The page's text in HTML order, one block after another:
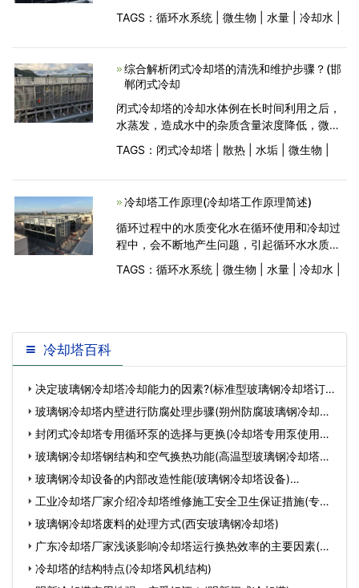
变化，主要有以下方面。1、CO2含量的降低循
环水在循环过程中和在冷却塔中与空气接触，
TAGS： 循环水系统| 微生物 水量| 冷却水
综合解析闭式冷却塔的清洗和维护步骤？(邯
郸闭式冷却
闭式冷却塔的冷却水体例在长时间利用之后，
水蒸发，造成水中的杂质含量浓度降低，微生
物的滋生等，会造成冷却盘管外貌的水垢增
加，挡水板和镀铝锌板外貌的包围杂质增加，
TAGS： 闭式冷却塔| 散热| 水垢| 微生物
冷却塔工作原理(冷却塔工作原理简述)
循环过程中的水质变化水在循环使用和冷却过
程中，会不断地产生问题，引起循环水水质的
变化，主要有以下方面。1、CO2含量的降低循
环水在循环过程中和在冷却塔中与空气接触，
TAGS： 循环水系统| 微生物 水量| 冷却水
冷却塔百科
决定玻璃钢冷却塔冷却能力的因素?(标准型玻璃钢冷却塔订
购)…
玻璃钢冷却塔内壁进行防腐处理步骤(朔州防腐玻璃钢冷却塔
厂家电话)…
封闭式冷却塔专用循环泵的选择与更换(冷却塔专用泵使用说
明书)…
玻璃钢冷却塔钢结构和空气换热功能(高温型玻璃钢冷却塔价
格)…
玻璃钢冷却设备的内部改造性能(玻璃钢冷却塔设备)…
工业冷却塔厂家介绍冷却塔维修施工安全卫生保证措施(专业
冷却塔生产厂…
玻璃钢冷却塔废料的处理方式(西安玻璃钢冷却塔)
广东冷却塔厂家浅谈影响冷却塔运行换热效率的主要因素(冷
却塔厂家优缺…
冷却塔的结构特点(冷却塔风机结构)